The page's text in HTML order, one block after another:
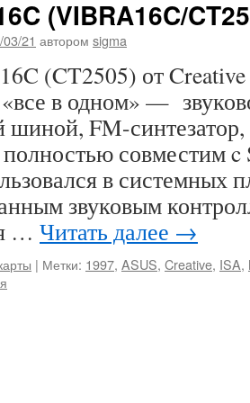
(VIBRA16C/
21 автором sigma
(CT2505) от
в одном» —
шиной, FM-
полностью совместим c
в системных
звуковым
… Читать далее →
| Метки: 1997, ASUS, Creative, ISA,